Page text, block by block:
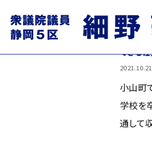
小山町
した若
できる
2021.10.21
小山町
学校を
通して